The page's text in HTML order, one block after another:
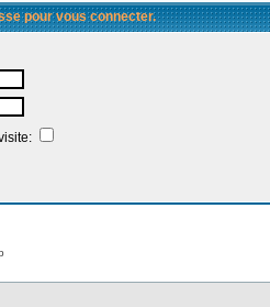
pour vous connecter.